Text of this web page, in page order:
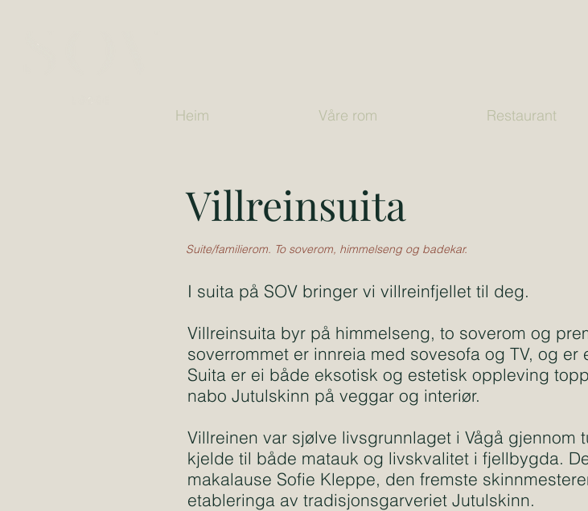
Heim Våre rom Restaurant
Villreinsuita
Suite/familierom. To soverom, himmelseng og badekar​.
I suita på SOV bringer vi villreinfjellet til deg.
Villreinsuita byr på himmelseng, to soverom og
soverrommet er innreia med sovesofa og TV, og
Suita er ei både eksotisk og estetisk oppleving
nabo Jutulskinn på veggar og interiør.
Villreinen var sjølve livsgrunnlaget i Vågå gjennom
kjelde til både matauk og livskvalitet i fjellbygda.
makalause Sofie Kleppe, den fremste
etableringa av tradisjonsgarveriet Jutulskinn.